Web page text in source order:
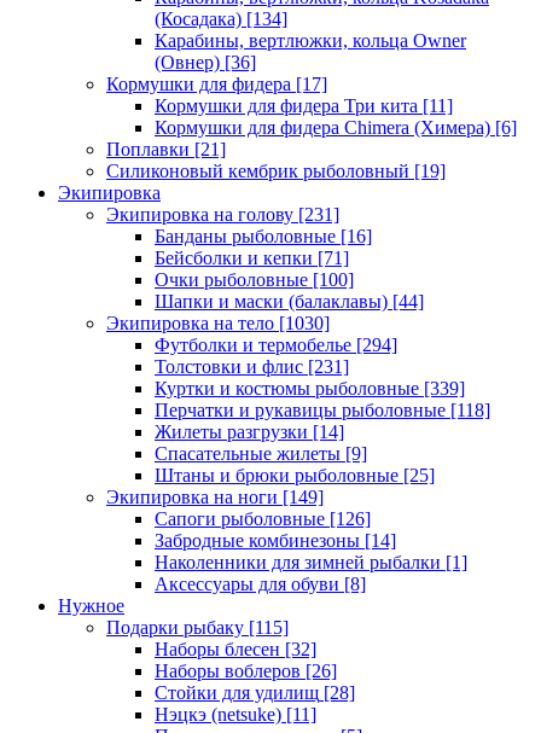
(Косадака) [134]
Карабины, вертлюжки, кольца Owner
(Овнер) [36]
Кормушки для фидера [17]
Кормушки для фидера Три кита [11]
Кормушки для фидера Chimera (Химера) [6]
Поплавки [21]
Силиконовый кембрик рыболовный [19]
Экипировка
Экипировка на голову [231]
Банданы рыболовные [16]
Бейсболки и кепки [71]
Очки рыболовные [100]
Шапки и маски (балаклавы) [44]
Экипировка на тело [1030]
Футболки и термобелье [294]
Толстовки и флис [231]
Куртки и костюмы рыболовные [339]
Перчатки и рукавицы рыболовные [118]
Жилеты разгрузки [14]
Спасательные жилеты [9]
Штаны и брюки рыболовные [25]
Экипировка на ноги [149]
Сапоги рыболовные [126]
Забродные комбинезоны [14]
Наколенники для зимней рыбалки [1]
Аксессуары для обуви [8]
Нужное
Подарки рыбаку [115]
Наборы блесен [32]
Наборы воблеров [26]
Стойки для удилищ [28]
Нэцкэ (netsuke) [11]